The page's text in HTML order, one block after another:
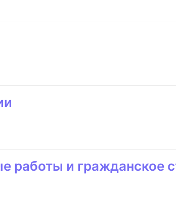
работы и гражданское